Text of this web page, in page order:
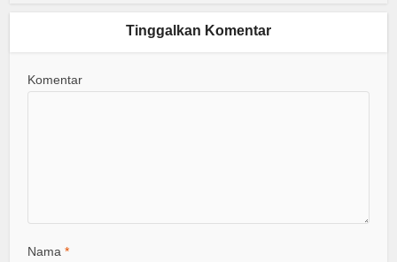
Tinggalkan Komentar
Komentar
Nama*